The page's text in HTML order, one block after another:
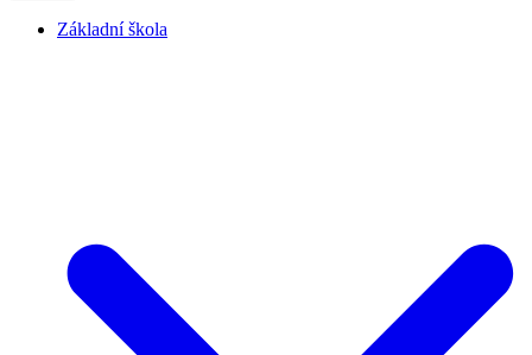
Základní škola